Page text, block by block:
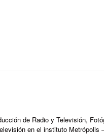
de Radio y Televisión,
en el instituto